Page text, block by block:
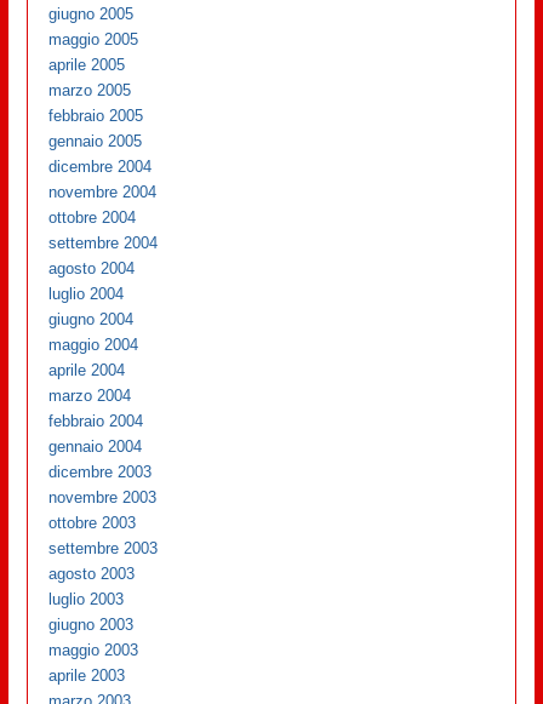
giugno 2005
maggio 2005
aprile 2005
marzo 2005
febbraio 2005
gennaio 2005
dicembre 2004
novembre 2004
ottobre 2004
settembre 2004
agosto 2004
luglio 2004
giugno 2004
maggio 2004
aprile 2004
marzo 2004
febbraio 2004
gennaio 2004
dicembre 2003
novembre 2003
ottobre 2003
settembre 2003
agosto 2003
luglio 2003
giugno 2003
maggio 2003
aprile 2003